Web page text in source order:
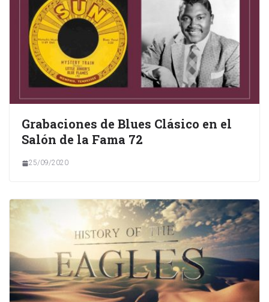
Grabaciones de Blues Clásico en el
Salón de la Fama 72
25/09/2020